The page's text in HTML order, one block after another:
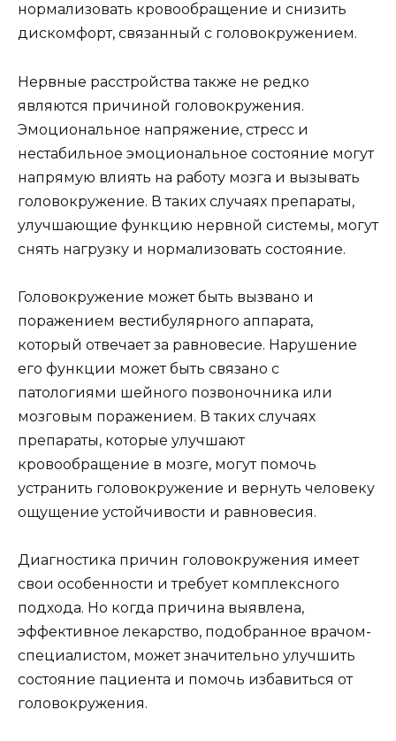
нормализовать кровообращение и снизить
дискомфорт, связанный с головокружением.
Нервные расстройства также не редко
являются причиной головокружения.
Эмоциональное напряжение, стресс и
нестабильное эмоциональное состояние могут
напрямую влиять на работу мозга и вызывать
головокружение. В таких случаях препараты,
улучшающие функцию нервной системы, могут
снять нагрузку и нормализовать состояние.
Головокружение может быть вызвано и
поражением вестибулярного аппарата,
который отвечает за равновесие. Нарушение
его функции может быть связано с
патологиями шейного позвоночника или
мозговым поражением. В таких случаях
препараты, которые улучшают
кровообращение в мозге, могут помочь
устранить головокружение и вернуть человеку
ощущение устойчивости и равновесия.
Диагностика причин головокружения имеет
свои особенности и требует комплексного
подхода. Но когда причина выявлена,
эффективное лекарство, подобранное врачом-
специалистом, может значительно улучшить
состояние пациента и помочь избавиться от
головокружения.